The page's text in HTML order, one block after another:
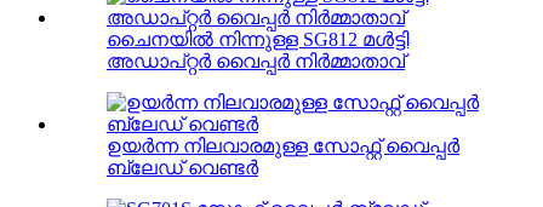
ചൈനയിൽ നിന്നുള്ള SG812 മൾട്ടി
അഡാപ്റ്റർ വൈപ്പർ നിർമ്മാതാവ്
ഉയർന്ന നിലവാരമുള്ള സോഫ്റ്റ് വൈപ്പർ
ബ്ലേഡ് വെണ്ടർ